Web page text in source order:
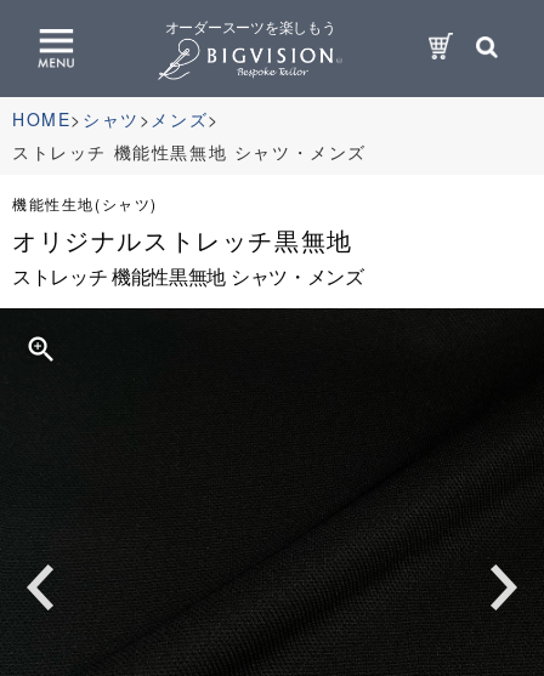
オーダースーツを楽しもう
HOME シャツ
メンズ
ストレッチ 機能性黒無地 シャツ・メンズ
機能性生地(シャツ)
オリジナルストレッチ黒無地
ストレッチ 機能性黒無地 シャツ・メンズ
zoom_in